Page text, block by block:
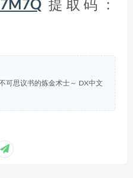
提取码：
可思议书的炼金术士～ DX中文